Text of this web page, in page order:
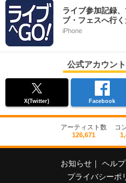
ライブ参加記録
ブ・フェスへ行
iPhone
公式アカウン
X(Twitter) Facebook
アーティスト数
126,671
コ
お知らせ ヘルプ
プライバシーポ